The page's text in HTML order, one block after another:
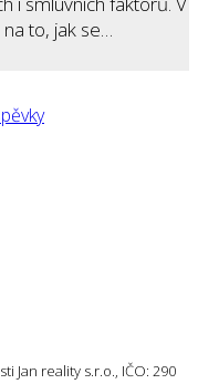
to, jak se…
Jan reality s.r.o., IČO: 290